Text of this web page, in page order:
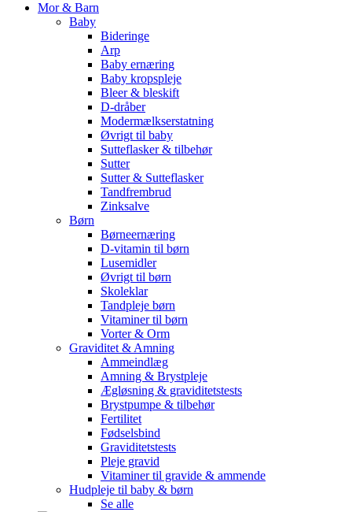
Mor & Barn
Baby
Bideringe
Arp
Baby ernæring
Baby kropspleje
Bleer & bleskift
D-dråber
Modermælkserstatning
Øvrigt til baby
Sutteflasker & tilbehør
Sutter
Sutter & Sutteflasker
Tandfrembrud
Zinksalve
Børn
Børneernæring
D-vitamin til børn
Lusemidler
Øvrigt til børn
Skoleklar
Tandpleje børn
Vitaminer til børn
Vorter & Orm
Graviditet & Amning
Ammeindlæg
Amning & Brystpleje
Ægløsning & graviditetstests
Brystpumpe & tilbehør
Fertilitet
Fødselsbind
Graviditetstests
Pleje gravid
Vitaminer til gravide & ammende
Hudpleje til baby & børn
Se alle